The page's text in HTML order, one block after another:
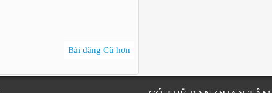
Bài đăng Cũ hơn